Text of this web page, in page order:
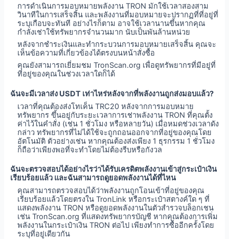
การดำเนินการมอบหมายพลังงาน TRON มักใช้เวลาสองสาม
วินาทีในการเสร็จสิ้น และพลังงานที่มอบหมายจะปรากฏที่ที่อยู่ที่
ระบุเกือบจะทันที อย่างไรก็ตาม อาจใช้เวลานานขึ้นหากคุณ
กำลังเช่าใช้ทรัพยากรจำนวนมาก นับเป็นพันล้านหน่วย
หลังจากชำระเงินและทำกระบวนการมอบหมายเสร็จสิ้น คุณจะ
เห็นข้อความที่เกี่ยวข้องได้ตรงบนหน้าสั่งซื้อ
คุณยังสามารถเยี่ยมชม TronScan.org เพื่อดูทรัพยากรที่มีอยู่ที่
ที่อยู่ของคุณในช่วงเวลาใดก็ได้
ฉันจะมีเวลาส่ง USDT เท่าไหร่หลังจากที่พลังงานถูกส่งมอบแล้ว?
เวลาที่คุณต้องส่งโทเค็น TRC20 หลังจากการมอบหมาย
ทรัพยากร ขึ้นอยู่กับระยะเวลาการเช่าพลังงาน TRON ที่คุณตั้ง
ค่าไว้ในคำสั่ง (เช่น 1 ชั่วโมง หรือหลายวัน) เมื่อหมดช่วงเวลาดัง
กล่าว ทรัพยากรที่ไม่ได้ใช้จะถูกถอนออกจากที่อยู่ของคุณโดย
อัตโนมัติ ตัวอย่างเช่น หากคุณต้องส่งเพียง 1 ธุรกรรม 1 ชั่วโมง
ก็ถือว่าเพียงพอที่จะทำโดยไม่ต้องรีบหรือกังวล
ฉันจะตรวจสอบได้อย่างไรว่าได้รับเครดิตพลังงานเข้าสู่กระเป๋าเงิน
เรียบร้อยแล้ว และฉันสามารถดูยอดพลังงานได้ที่ไหน
คุณสามารถตรวจสอบได้ว่าพลังงานถูกโอนเข้าที่อยู่ของคุณ
เรียบร้อยแล้วโดยตรงใน TronLink หรือกระเป๋าสตางค์ใด ๆ ที่
แสดงพลังงาน TRON หรือดูยอดพลังงานในตัวสำรวจบล็อกเชน
เช่น TronScan.org ที่แสดงทรัพยากรบัญชี หากคุณต้องการเพิ่ม
พลังงานในกระเป๋าเงิน TRON ต่อไป เพียงทำการซื้ออีกครั้งโดย
ระบุที่อยู่เดียวกัน